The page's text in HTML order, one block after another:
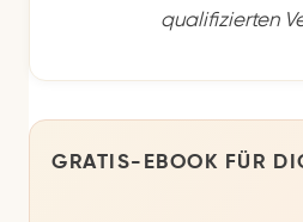
qualifizierten
GRATIS-EBOOK FÜR